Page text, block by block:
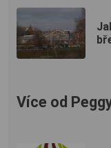
Více od